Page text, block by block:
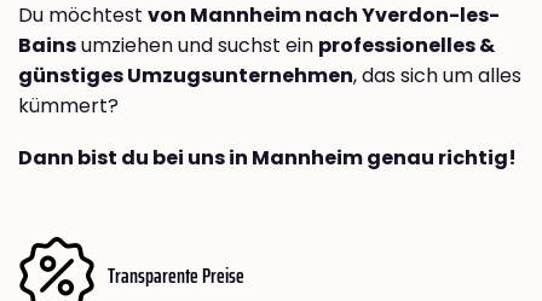
Du möchtest von Mannheim nach Yverdon-les-
Bainsumziehen und suchst ein professionelles &
günstiges Umzugsunternehmen, das sich um alles
kümmert?
Dann bist du bei uns in Mannheim genau richtig!
Transparente Preise